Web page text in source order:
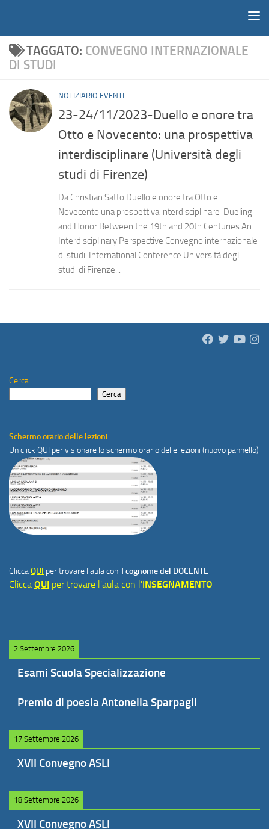
TAGGATO: CONVEGNO INTERNAZIONALE
DI STUDI
NOTIZIARIO EVENTI
23-24/11/2023-Duello e onore tra
Otto e Novecento: una prospettiva
interdisciplinare (Università degli
studi di Firenze)
Da Christian Satto Duello e onore tra Otto e
Novecento una prospettiva interdisciplinare Dueling
and Honor Between the 19th and 20th Centuries An
Interdisciplinary Perspective Convegno internazionale
di studi International Conference Università degli
studi di Firenze...
Cerca
Cerca
Schermo orario delle lezioni
Un click QUI per visionare lo schermo orario delle lezioni (nuovo pannello)
CliccaQUI per trovare l'aula con il cognome del DOCENTE
Clicca QUI per trovare l'aula con l'INSEGNAMENTO
2 Settembre 2026
Esami Scuola Specializzazione
Premio di poesia Antonella Sparpagli
17 Settembre 2026
XVII Convegno ASLI
18 Settembre 2026
XVII Convegno ASLI